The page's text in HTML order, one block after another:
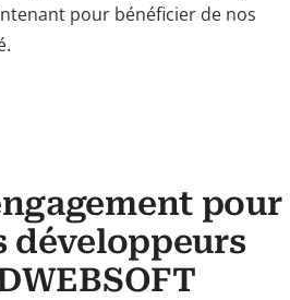
pour bénéficier de nos
pour
développeurs